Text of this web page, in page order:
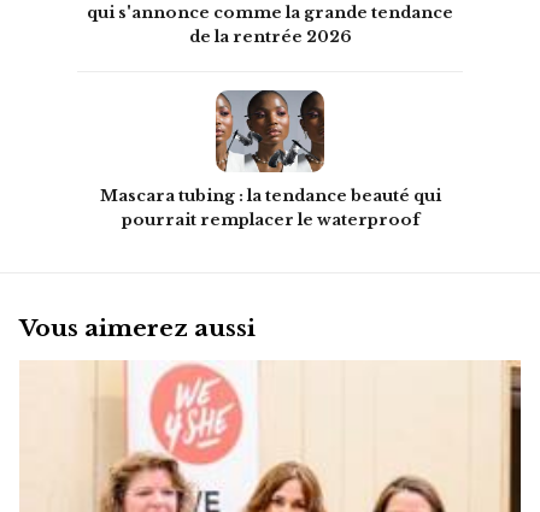
qui s'annonce comme la grande tendance
de la rentrée 2026
Mascara tubing : la tendance beauté qui
pourrait remplacer le waterproof
Vous aimerez aussi